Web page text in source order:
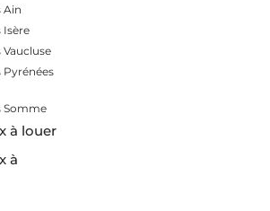
Ain
Somme
à louer
à